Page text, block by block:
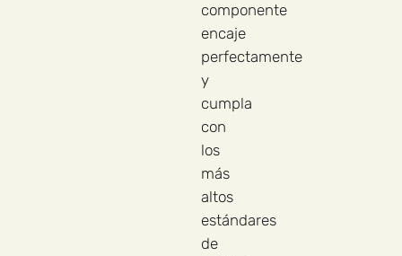
componente
encaje
perfectamente
y
cumpla
con
los
más
altos
estándares
de